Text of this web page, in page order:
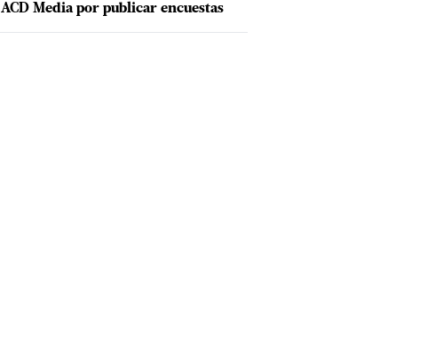
ACD Media por publicar encuestas